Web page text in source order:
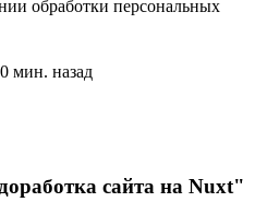
обработки персональных
мин. назад
сайта на Nuxt"